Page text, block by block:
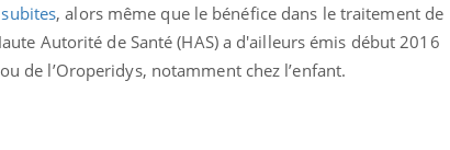
, alors même que le bénéfice dans le traitement de
Autorité de Santé (HAS) a d'ailleurs émis début 2016
de l’Oroperidys, notamment chez l’enfant.